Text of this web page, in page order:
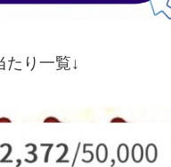
たり一覧↓